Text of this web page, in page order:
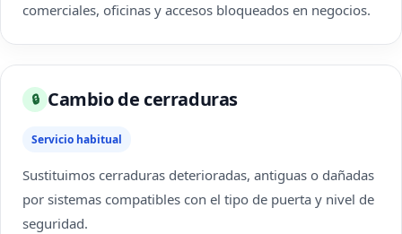
comerciales, oficinas y accesos bloqueados en negocios.
🔒 Cambio de cerraduras
Servicio habitual
Sustituimos cerraduras deterioradas, antiguas o dañadas
por sistemas compatibles con el tipo de puerta y nivel de
seguridad.